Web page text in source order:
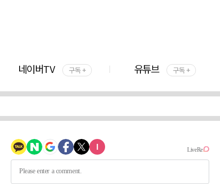
네이버TV 구독 + 유튜브 구독 +